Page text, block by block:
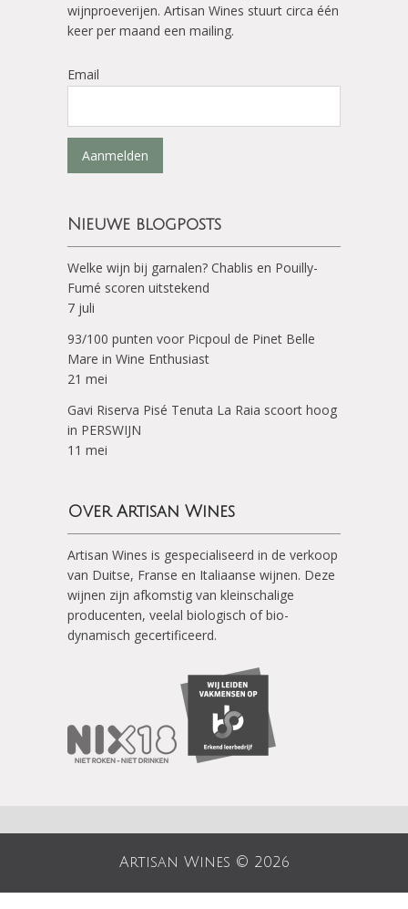
wijnproeverijen. Artisan Wines stuurt circa één
keer per maand een mailing.
Email
Aanmelden
Nieuwe blogposts
Welke wijn bij garnalen? Chablis en Pouilly-
Fumé scoren uitstekend
7 juli
93/100 punten voor Picpoul de Pinet Belle
Mare in Wine Enthusiast
21 mei
Gavi Riserva Pisé Tenuta La Raia scoort hoog
in PERSWIJN
11 mei
Over Artisan Wines
Artisan Wines is gespecialiseerd in de verkoop
van Duitse, Franse en Italiaanse wijnen. Deze
wijnen zijn afkomstig van kleinschalige
producenten, veelal biologisch of bio-
dynamisch gecertificeerd.
Artisan Wines © 2026